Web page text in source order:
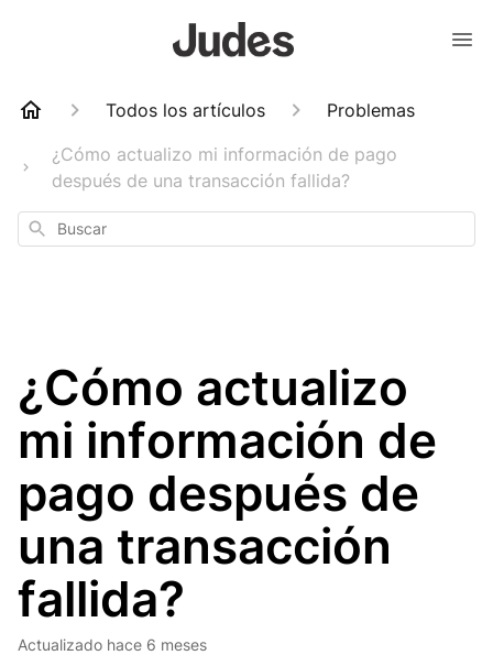
Todos los artículos
Problemas
¿Cómo actualizo mi información de pago
después de una transacción fallida?
Buscar
¿Cómo actualizo
mi información de
pago después de
una transacción
fallida?
Actualizado hace 6 meses